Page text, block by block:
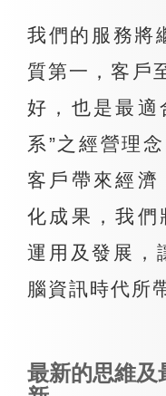
我們的服務將
質第一，客戶
好，也是最適
系”之經營理
客戶帶來經濟
化成果，我們
運用及發展，
腦資訊時代所
最新的思維及